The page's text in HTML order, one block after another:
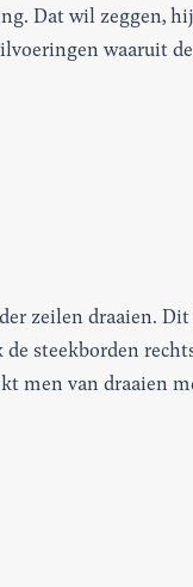
Dat wil zeggen,
waaruit
zeilen draaien.
steekborden
men van draaien